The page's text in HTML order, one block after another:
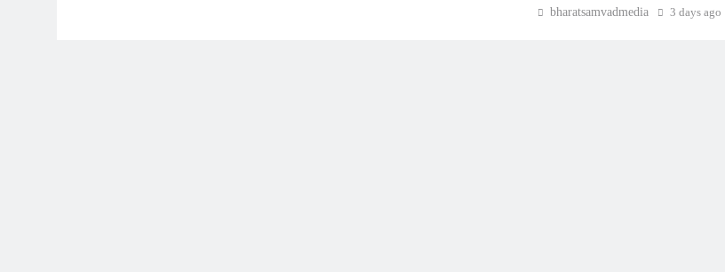
bharatsamvadmedia 3 days ago